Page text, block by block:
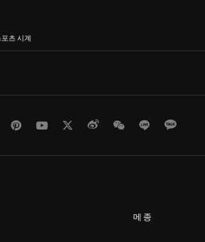
츠 시계
LinkedInPinterest
Youtube
TwitterWeiboWeChat
Line Kakao
메종